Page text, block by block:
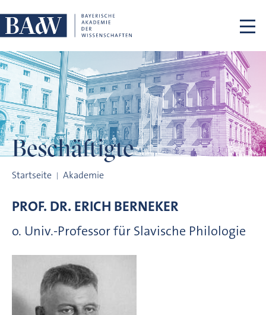
Beschäftigte
Startseite Akademie
PROF. DR. ERICH BERNEKER
o. Univ.-Professor für Slavische Philologie